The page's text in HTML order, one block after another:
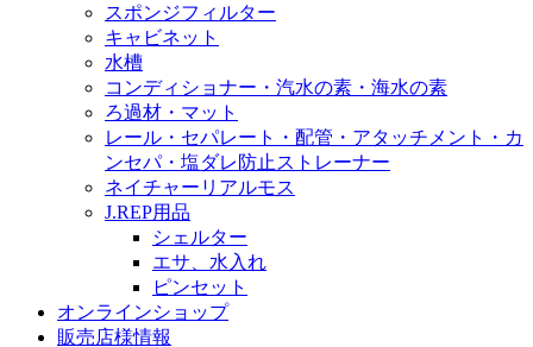
スポンジフィルター
キャビネット
水槽
コンディショナー・汽水の素・海水の素
ろ過材・マット
レール・セパレート・配管・アタッチメント・カ
ンセパ・塩ダレ防止ストレーナー
ネイチャーリアルモス
J.REP用品
シェルター
エサ、水入れ
ピンセット
オンラインショップ
販売店様情報